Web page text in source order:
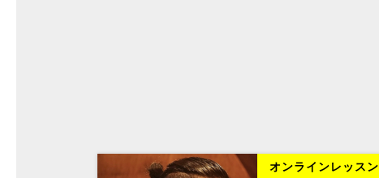
オンラインレッスン